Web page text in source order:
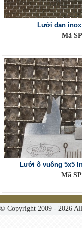
Lưới đan
Mã
Lưới ô vuông 5x5
Mã
© Copyright 2009 - 2026